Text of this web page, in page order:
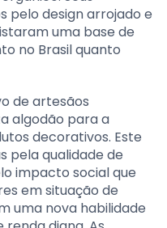
pelo design arrojado e
uma base de
no Brasil quanto
de artesãos
algodão para a
decorativos. Este
pela qualidade de
impacto social que
em situação de
uma nova habilidade